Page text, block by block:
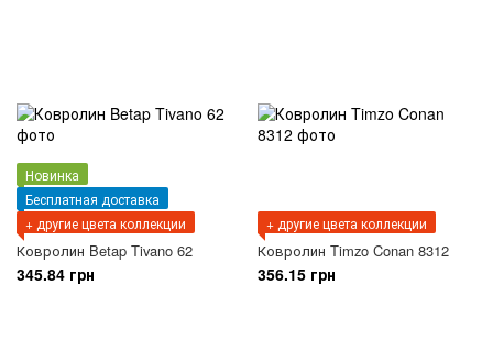
Новинка
Бесплатная доставка
+ другие цвета коллекции
Ковролин Betap Tivano 62
345.84 грн
+ другие цвета коллекции
Ковролин Timzo Conan 8312
356.15 грн